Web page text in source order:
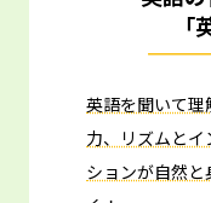
英語を聞いて理
力、リズムとイ
ションが自然と